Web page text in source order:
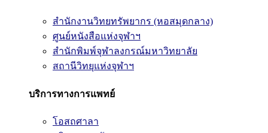
สำนักงานวิทยทรัพยากร (หอสมุดกลาง)
ศูนย์หนังสือแห่งจุฬาฯ
สำนักพิมพ์จุฬาลงกรณ์มหาวิทยาลัย
สถานีวิทยุแห่งจุฬาฯ
บริการทางการแพทย์
โอสถศาลา